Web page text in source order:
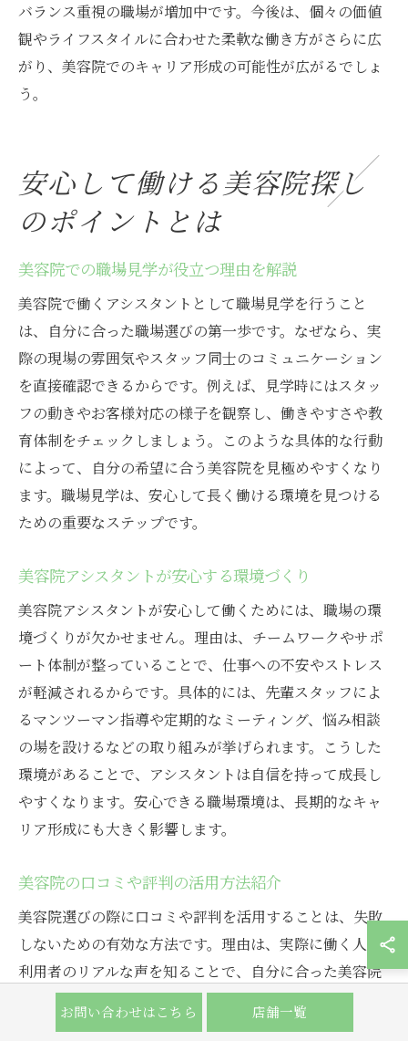
バランス重視の職場が増加中です。今後は、個々の価値
観やライフスタイルに合わせた柔軟な働き方がさらに広
がり、美容院でのキャリア形成の可能性が広がるでしょ
う。
安心して働ける美容院探し
のポイントとは
美容院での職場見学が役立つ理由を解説
美容院で働くアシスタントとして職場見学を行うこと
は、自分に合った職場選びの第一歩です。なぜなら、実
際の現場の雰囲気やスタッフ同士のコミュニケーション
を直接確認できるからです。例えば、見学時にはスタッ
フの動きやお客様対応の様子を観察し、働きやすさや教
育体制をチェックしましょう。このような具体的な行動
によって、自分の希望に合う美容院を見極めやすくなり
ます。職場見学は、安心して長く働ける環境を見つける
ための重要なステップです。
美容院アシスタントが安心する環境づくり
美容院アシスタントが安心して働くためには、職場の環
境づくりが欠かせません。理由は、チームワークやサポ
ート体制が整っていることで、仕事への不安やストレス
が軽減されるからです。具体的には、先輩スタッフによ
るマンツーマン指導や定期的なミーティング、悩み相談
の場を設けるなどの取り組みが挙げられます。こうした
環境があることで、アシスタントは自信を持って成長し
やすくなります。安心できる職場環境は、長期的なキャ
リア形成にも大きく影響します。
美容院の口コミや評判の活用方法紹介
美容院選びの際に口コミや評判を活用することは、失敗
しないための有効な方法です。理由は、実際に働く人や
利用者のリアルな声を知ることで、自分に合った美容院
を見つけやすくなるからです。具体的には、求人サイト
お問い合わせはこちら 店舗一覧